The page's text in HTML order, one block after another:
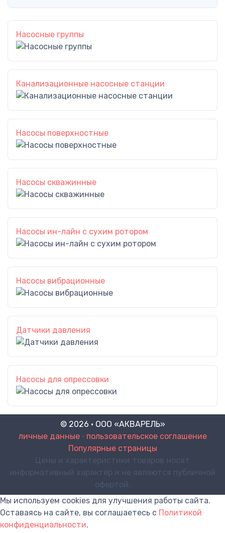
Насосные группы
Канализационные насосные станции
Насосы поверхностные
Насосы скважинные
Насосы ин-лайн с сухим ротором
Насосы вибрационные
Датчики давления
Насосы для опрессовки
© 2026 · ООО «АКВАРЕЛЬ»
личные данные• пользовательское соглашение
Популярные страницы
Цены и характеристики товаров носят
информативный характер и не являются публичной
офертой.
Мы используем cookies для улучшения работы сайта.
Оставаясь на сайте, вы соглашаетесь с Политикой
конфиденциальности.